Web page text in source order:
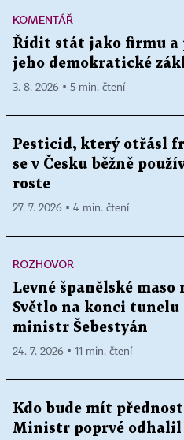
KOMENTÁŘ
Řídit stát jako firmu a
jeho demokratické
3. 8. 2026 ▪ 5 min. čtení
Pesticid, který otřásl
se v Česku běžně
roste
27. 7. 2026 ▪ 4 min. čtení
ROZHOVOR
Levné španělské maso
Světlo na konci
ministr Šebestyán
24. 7. 2026 ▪ 11 min. čtení
Kdo bude mít
Ministr poprvé odhalil